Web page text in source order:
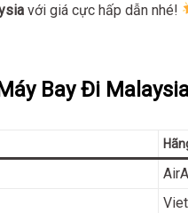
với giá cực hấp dẫn nhé!
Bay Đi